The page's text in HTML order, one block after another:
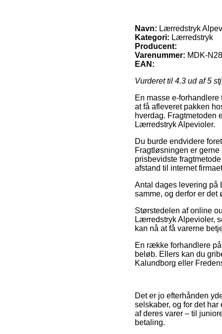
Navn: Lærredstryk
Kategori: Lærredstryk
Producent:
Varenummer: MDK-
EAN:
Vurderet til 4.3 ud af 5
En masse e-
at få afleveret pakken
hverdag. Fragtmetoden
Lærredstryk Alpevioler.
Du burde endvidere
Fragtløsningen er
prisbevidste
afstand til internet
Antal dages levering på
samme, og derfor er
Størstedelen af online
Lærredstryk Alpevioler,
kan nå at få varerne
En række forhandlere
beløb. Ellers kan du
Kalundborg eller
Det er jo efterhånden
selskaber, og for det
af deres varer – til
betaling.